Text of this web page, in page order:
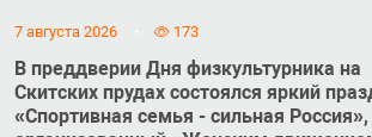
7 августа 2026 173
В преддверии Дня физкультурника на
Скитских прудах состоялся яркий
«Спортивная семья - сильная Россия»,